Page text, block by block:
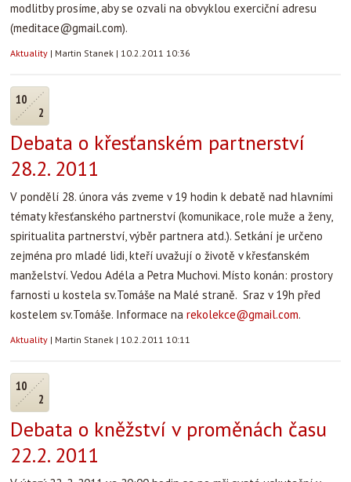
modlitby prosíme, aby se ozvali na obvyklou exerciční adresu
(meditace@gmail.com).
Aktuality | Martin Stanek | 10.2.2011 10:36
10
2
Debata o křesťanském partnerství
28.2. 2011
V pondělí 28. února vás zveme v 19 hodin k debatě nad hlavními
tématy křesťanského partnerství (komunikace, role muže a ženy,
spiritualita partnerství, výběr partnera atd.). Setkání je určeno
zejména pro mladé lidi, kteří uvažují o životě v křesťanském
manželství. Vedou Adéla a Petra Muchovi. Místo konán: prostory
farnosti u kostela sv.Tomáše na Malé straně. Sraz v 19h před
kostelem sv.Tomáše. Informace na rekolekce@gmail.com.
Aktuality | Martin Stanek | 10.2.2011 10:11
10
2
Debata o kněžství v proměnách času
22.2. 2011